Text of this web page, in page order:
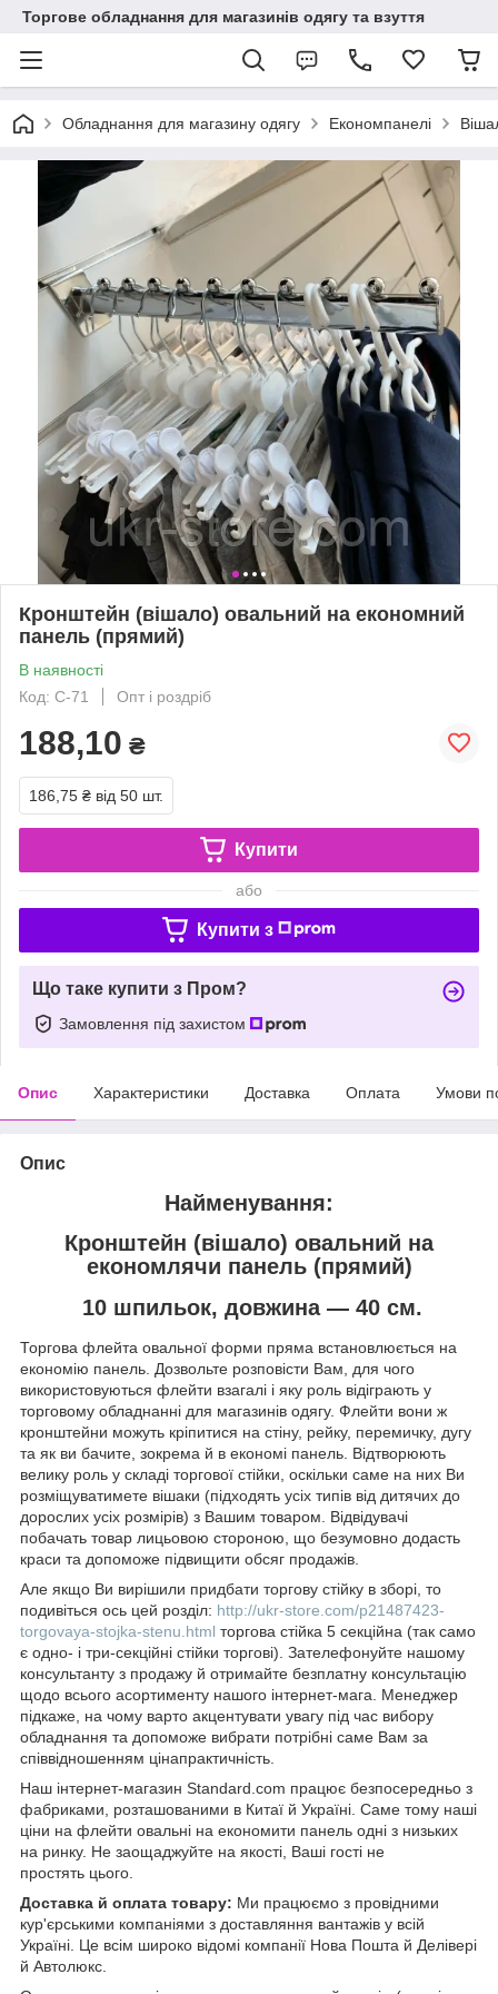
Торгове обладнання для магазинів одягу та взуття
Обладнання для магазину одягу Економпанелі
Кронштейн (вішало) овальний на економний
панель (прямий)
В наявності
Код: С-71
Опт і роздріб
188,10 ₴
186,75 ₴ від 50 шт.
Купити
або
Купити з
Що таке купити з Пром?
Замовлення під захистом
Опис Характеристики Доставка Оплата Умови
Опис
Найменування:
Кронштейн (вішало) овальний на
економлячи панель (прямий)
10 шпильок, довжина — 40 см.
Торгова флейта овальної форми пряма встановлюється на
економію панель. Дозвольте розповісти Вам, для чого
використовуються флейти взагалі і яку роль відіграють у
торговому обладнанні для магазинів одягу. Флейти вони ж
кронштейни можуть кріпитися на стіну, рейку, перемичку, дугу
та як ви бачите, зокрема й в економі панель. Відтворюють
велику роль у складі торгової стійки, оскільки саме на них Ви
розміщуватимете вішаки (підходять усіх типів від дитячих до
дорослих усіх розмірів) з Вашим товаром. Відвідувачі
побачать товар лицьовою стороною, що безумовно додасть
краси та допоможе підвищити обсяг продажів.
Але якщо Ви вирішили придбати торгову стійку в зборі, то
подивіться ось цей розділ: http://ukr-store.com/p21487423-
torgovaya-stojka-stenu.html торгова стійка 5 секційна (так само
є одно- і три-секційні стійки торгові). Зателефонуйте нашому
консультанту з продажу й отримайте безплатну консультацію
щодо всього асортименту нашого інтернет-мага. Менеджер
підкаже, на чому варто акцентувати увагу під час вибору
обладнання та допоможе вибрати потрібні саме Вам за
співвідношенням цінапрактичність.
Наш інтернет-магазин Standard.com працює безпосередньо з
фабриками, розташованими в Китаї й Україні. Саме тому наші
ціни на флейти овальні на економити панель одні з низьких
на ринку. Не заощаджуйте на якості, Ваші гості не
простять цього.
Доставка й оплата товару: Ми працюємо з провідними
кур'єрськими компаніями з доставляння вантажів у всій
Україні. Це всім широко відомі компанії Нова Пошта й Делівері
й Автолюкс.